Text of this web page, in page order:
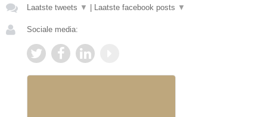
Laatste tweets ▼ Laatste facebook posts ▼
Sociale media: